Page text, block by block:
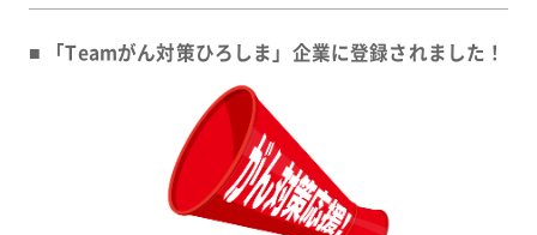
「Teamがん対策ひろしま」企業に登録されました！